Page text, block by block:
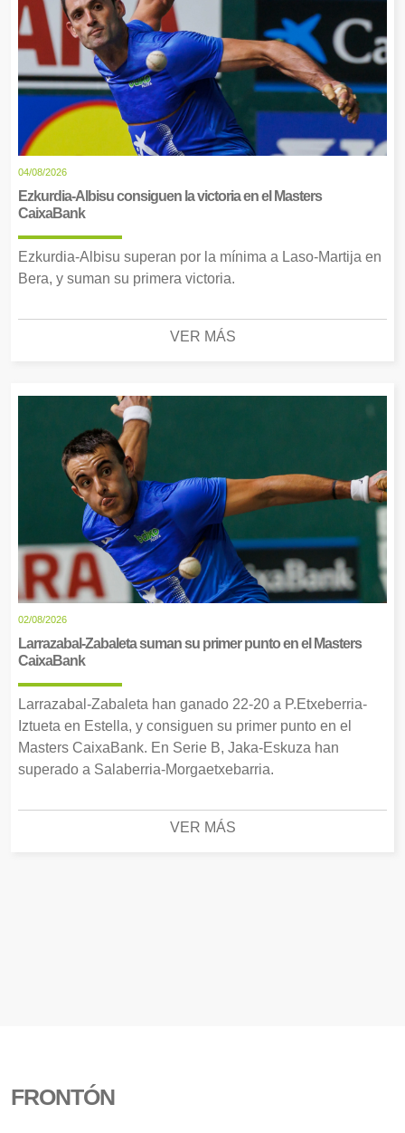
04/08/2026
Ezkurdia-Albisu consiguen la victoria en el Masters
CaixaBank
Ezkurdia-Albisu superan por la mínima a Laso-Martija en
Bera, y suman su primera victoria.
VER MÁS
02/08/2026
Larrazabal-Zabaleta suman su primer punto en el Masters
CaixaBank
Larrazabal-Zabaleta han ganado 22-20 a P.Etxeberria-
Iztueta en Estella, y consiguen su primer punto en el
Masters CaixaBank. En Serie B, Jaka-Eskuza han
superado a Salaberria-Morgaetxebarria.
VER MÁS
FRONTÓN